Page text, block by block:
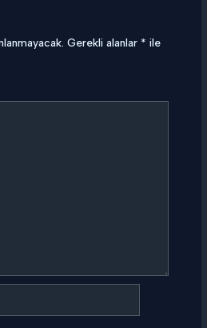
Gerekli alanlar * ile